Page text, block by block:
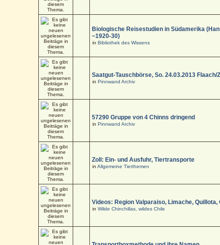
Biologische Reisestudien in Südamerika
~1920-30)
inBibliothek des Wissens
Saatgut-Tauschbörse, So. 24.03.2013 Flaach/
inPinnwand Archiv
57290 Gruppe von 4 Chinns dringend
inPinnwand Archiv
Zoll: Ein- und Ausfuhr, Tiertransporte
inAllgemeine Tierthemen
Videos: Region Valparaiso, Limache, Quillota,
inWilde Chinchillas, wildes Chile